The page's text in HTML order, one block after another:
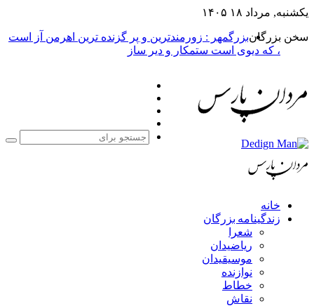
یکشنبه, مرداد ۱۸ ۱۴۰۵
سخن بزرگانبزرگمهر : زورمندترین و پر گزنده ترین اهرمن آز است
، که دیوی است ستمکار و دیر ساز
خانه
زندگینامه بزرگان
شعرا
ریاضیدان
موسیقیدان
نوازنده
خطاط
نقاش